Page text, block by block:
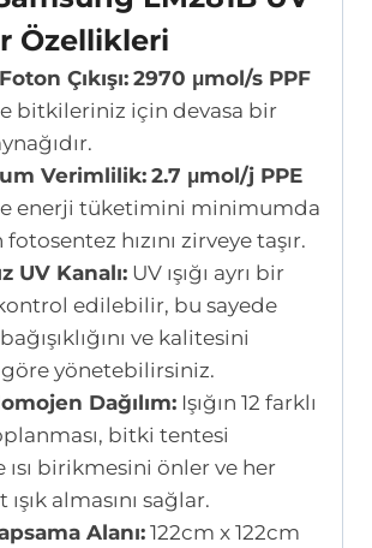
Özellikleri
Çıkışı: 2970 μmol/s PPF
bitkileriniz için devasa bir
Verimlilik: 2.7 μmol/j PPE
enerji tüketimini minimumda
hızını zirveye taşır.
UV Kanalı:UV ışığı ayrı bir
edilebilir, bu sayede
ve kalitesini
yönetebilirsiniz.
Dağılım:Işığın 12 farklı
bitki tentesi
ısı birikmesini önler ve her
ışık almasını sağlar.
Alanı:122cm x 122cm